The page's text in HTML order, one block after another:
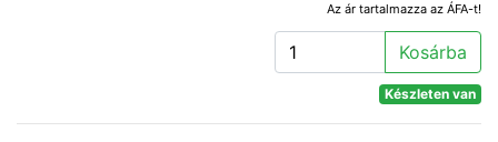
Az ár tartalmazza az ÁFA-t!
Kosárba
Készleten van